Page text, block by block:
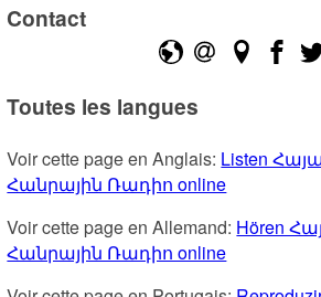
Contact
Toutes les langues
Voir cette page en Anglais: Listen
Հանրային Ռադիո online
Voir cette page en Allemand: Hören
Հանրային Ռադիո online